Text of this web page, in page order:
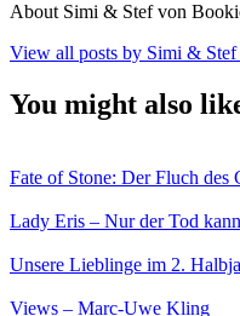
About Simi & Stef von
View all posts by Simi &
You might also
Fate of Stone: Der Fluch des
Lady Eris – Nur der Tod
Unsere Lieblinge im 2.
Views – Marc-Uwe Kling